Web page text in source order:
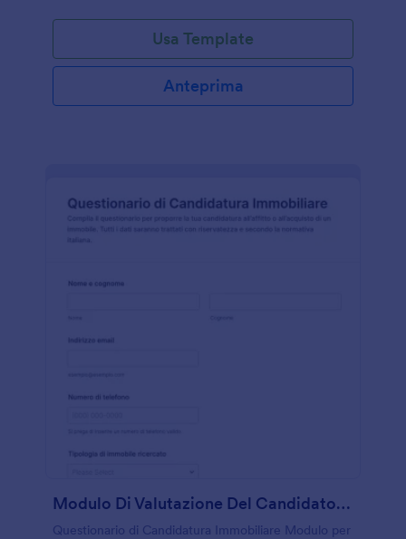
Usa Template
Anteprima
Modulo Di Valutazione Del Candidato Immobiliare
Questionario di Candidatura Immobiliare Modulo per